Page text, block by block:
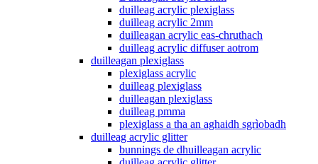
duilleag acrylic plexiglass
duilleag acrylic 2mm
duilleagan acrylic eas-chruthach
duilleag acrylic diffuser aotrom
duilleagan plexiglass
plexiglass acrylic
duilleag plexiglass
duilleagan plexiglass
duilleag pmma
plexiglass a tha an aghaidh sgrìobadh
duilleag acrylic glitter
bunnings de dhuilleagan acrylic